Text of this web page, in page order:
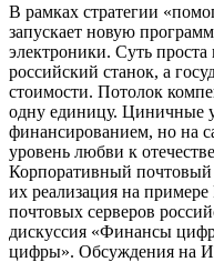
В рамках стратегии
запускает новую
электроники. Суть
российский станок, а
стоимости. Потолок
одну единицу. Циничные
финансированием, но на
уровень любви к
Корпоративный почтовый
их реализация на
почтовых серверов
дискуссия «Финансы
цифры». Обсуждения на